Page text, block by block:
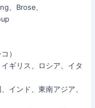
、Brose、
）
ギリス、ロシア、イタ
インド、東南アジア、